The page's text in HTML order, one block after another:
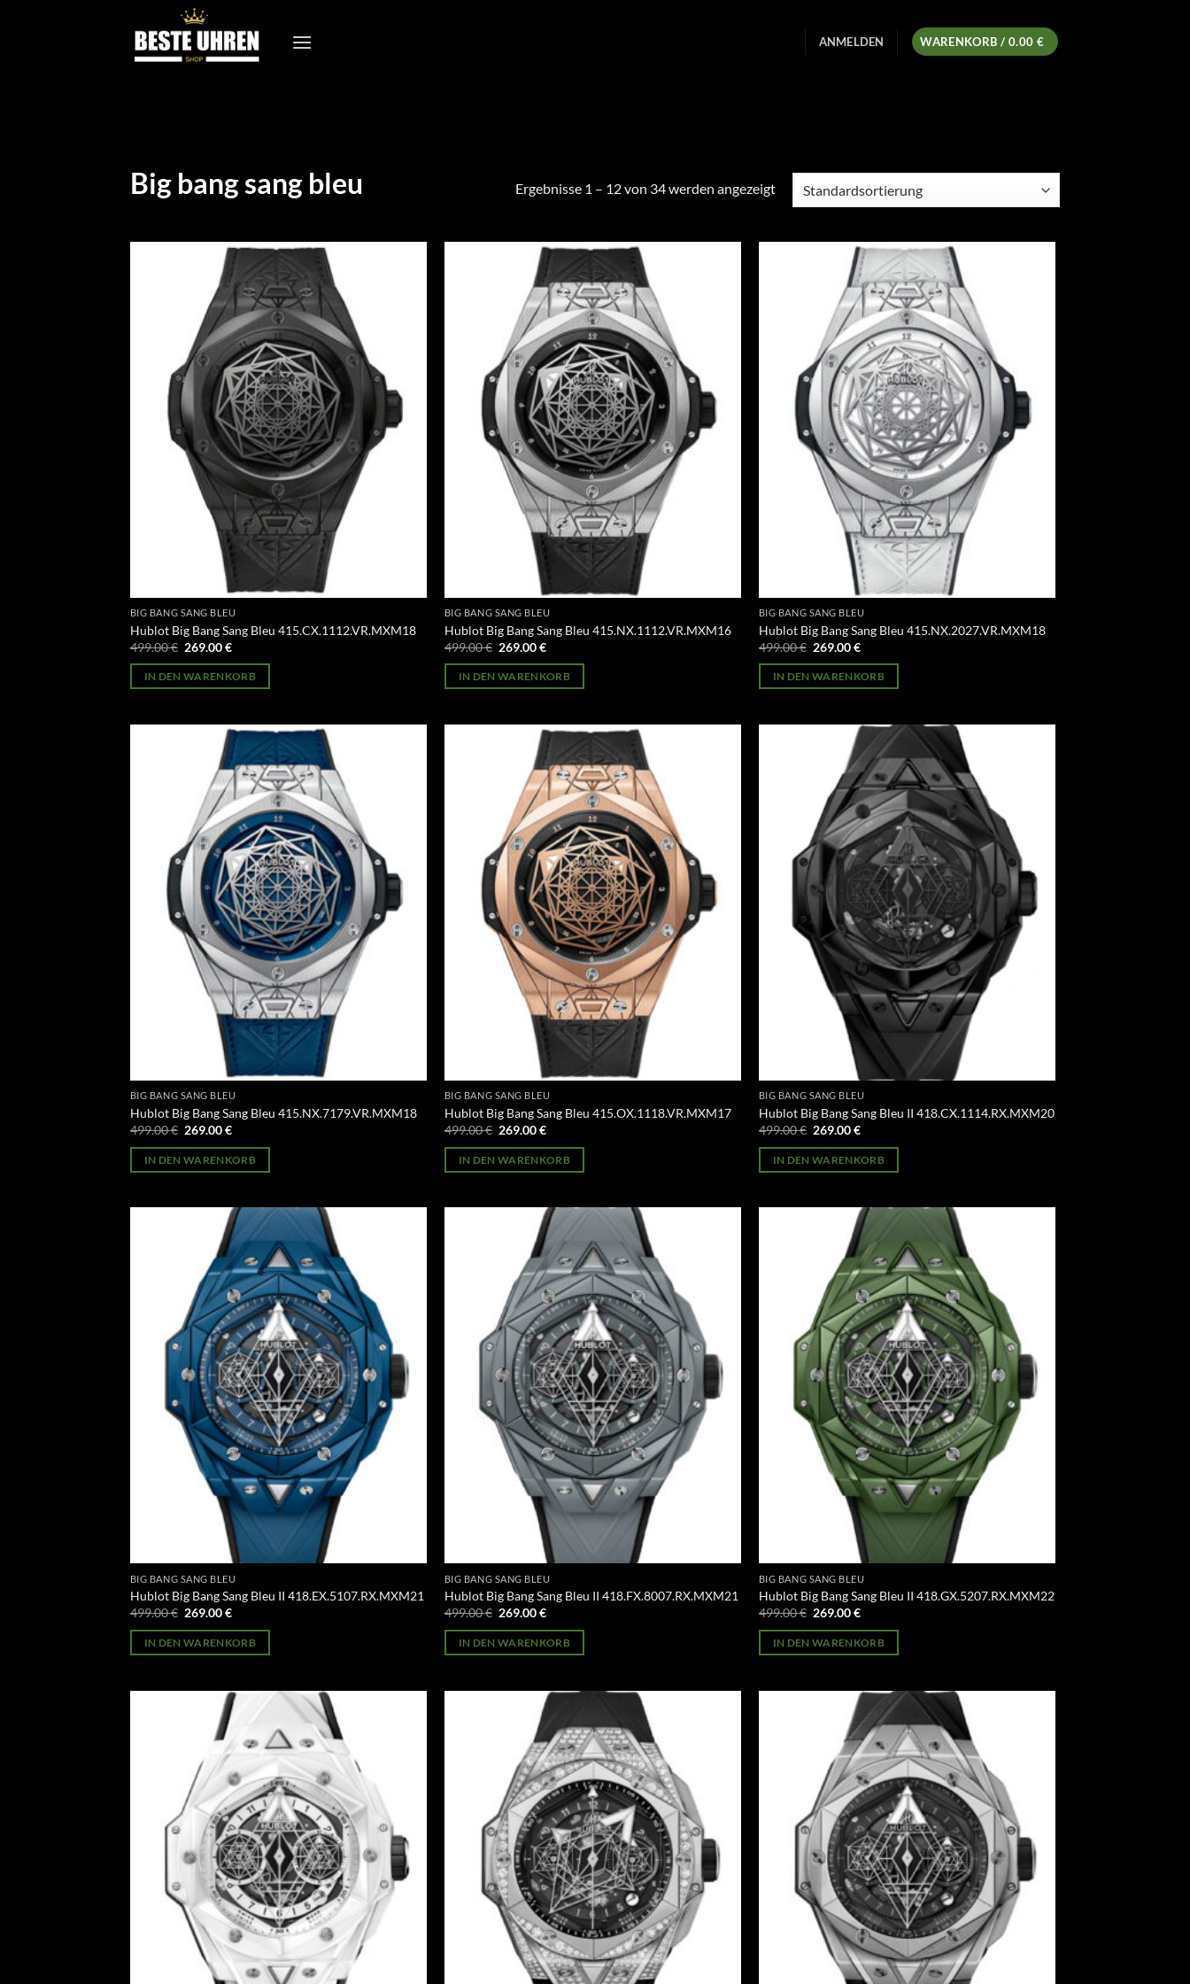
ANMELDEN WARENKORB / 0.00 €
Big bang sang bleu Ergebnisse 1 – 12 von 34 werden angezeigt
BIG BANG SANG BLEU
Hublot Big Bang Sang Bleu 415.CX.1112.VR.MXM18
499.00€ Ursprünglicher
war:
499.00 €
269.00€Aktueller
ist:
269.00 €.
IN DEN WARENKORB
BIG BANG SANG BLEU
Hublot Big Bang Sang Bleu 415.NX.1112.VR.MXM16
499.00€ Ursprünglicher
war:
499.00 €
269.00€Aktueller
ist:
269.00 €.
IN DEN WARENKORB
BIG BANG SANG BLEU
Hublot Big Bang Sang Bleu 415.NX.2027.VR.MXM18
499.00€ Ursprünglicher
war:
499.00 €
269.00€Aktueller
ist:
269.00 €.
IN DEN WARENKORB
BIG BANG SANG BLEU
Hublot Big Bang Sang Bleu 415.NX.7179.VR.MXM18
499.00€ Ursprünglicher
war:
499.00 €
269.00€Aktueller
ist:
269.00 €.
IN DEN WARENKORB
BIG BANG SANG BLEU
Hublot Big Bang Sang Bleu 415.OX.1118.VR.MXM17
499.00€ Ursprünglicher
war:
499.00 €
269.00€Aktueller
ist:
269.00 €.
IN DEN WARENKORB
BIG BANG SANG BLEU
Hublot Big Bang Sang Bleu II 418.CX.1114.RX.MXM20
499.00€ Ursprünglicher
war:
499.00 €
269.00€Aktueller
ist:
269.00 €.
IN DEN WARENKORB
BIG BANG SANG BLEU
Hublot Big Bang Sang Bleu II 418.EX.5107.RX.MXM21
499.00€ Ursprünglicher
war:
499.00 €
269.00€Aktueller
ist:
269.00 €.
IN DEN WARENKORB
BIG BANG SANG BLEU
Hublot Big Bang Sang Bleu II 418.FX.8007.RX.MXM21
499.00€ Ursprünglicher
war:
499.00 €
269.00€Aktueller
ist:
269.00 €.
IN DEN WARENKORB
BIG BANG SANG BLEU
Hublot Big Bang Sang Bleu II 418.GX.5207.RX.MXM22
499.00€ Ursprünglicher
war:
499.00 €
269.00€Aktueller
ist:
269.00 €.
IN DEN WARENKORB